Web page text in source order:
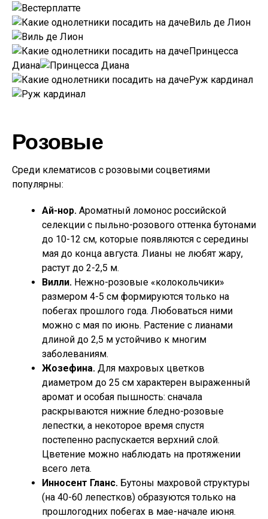
Виль де Лион
Принцесса
Диана
Руж кардинал
Розовые
Среди клематисов с розовыми соцветиями
популярны:
Ай-нор. Ароматный ломонос российской
селекции с пыльно-розового оттенка бутонами
до 10-12 см, которые появляются с середины
мая до конца августа. Лианы не любят жару,
растут до 2-2,5 м.
Вилли. Нежно-розовые «колокольчики»
размером 4-5 см формируются только на
побегах прошлого года. Любоваться ними
можно с мая по июнь. Растение с лианами
длиной до 2,5 м устойчиво к многим
заболеваниям.
Жозефина. Для махровых цветков
диаметром до 25 см характерен выраженный
аромат и особая пышность: сначала
раскрываются нижние бледно-розовые
лепестки, а некоторое время спустя
постепенно распускается верхний слой.
Цветение можно наблюдать на протяжении
всего лета.
Инносент Гланс. Бутоны махровой структуры
(на 40-60 лепестков) образуются только на
прошлогодних побегах в мае-начале июня.